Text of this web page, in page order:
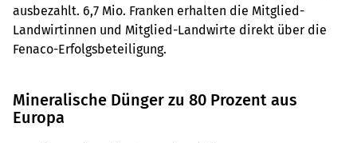
ausbezahlt. 6,7 Mio. Franken erhalten die Mitglied-
Landwirtinnen und Mitglied-Landwirte direkt über die
Fenaco-Erfolgsbeteiligung.
Mineralische Dünger zu 80 Prozent aus
Europa